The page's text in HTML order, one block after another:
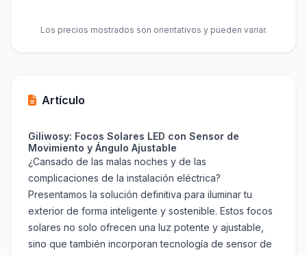
Los precios mostrados son orientativos y pueden variar.
Artículo
Giliwosy: Focos Solares LED con Sensor de
Movimiento y Ángulo Ajustable
¿Cansado de las malas noches y de las
complicaciones de la instalación eléctrica?
Presentamos la solución definitiva para iluminar tu
exterior de forma inteligente y sostenible. Estos focos
solares no solo ofrecen una luz potente y ajustable,
sino que también incorporan tecnología de sensor de